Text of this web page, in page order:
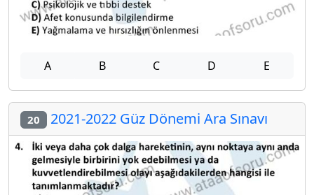
A B C D E
20 2021-2022 Güz Dönemi Ara Sınavı